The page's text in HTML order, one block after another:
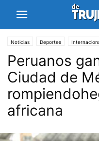
Noticias Deportes
Peruanos
Ciudad de
africana